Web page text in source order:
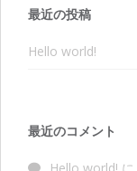
最近の投稿
Hello world!
最近のコメント